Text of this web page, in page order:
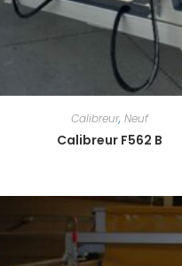
Calibreur, Neuf
Calibreur F562 B